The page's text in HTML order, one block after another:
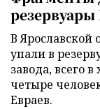
В Ярославской
упали в
завода, всего
четыре
Евраев.